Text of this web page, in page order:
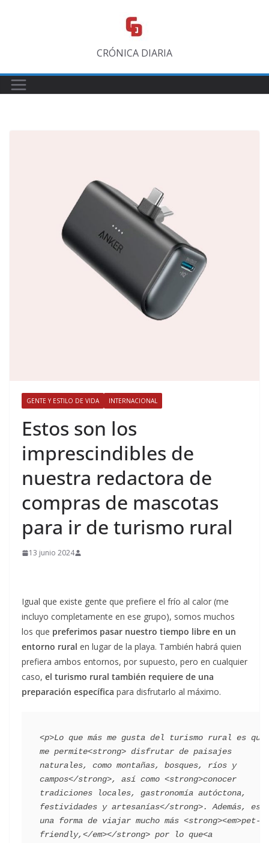
CRÓNICA DIARIA
GENTE Y ESTILO DE VIDA INTERNACIONAL
​Estos son los
imprescindibles de
nuestra redactora de
compras de mascotas
para ir de turismo rural
13 junio 2024
Igual que existe gente que prefiere el frío al calor (me
incluyo completamente en ese grupo), somos muchos
los que preferimos pasar nuestro tiempo libre en un
entorno rural en lugar de la playa. También habrá quien
prefiera ambos entornos, por supuesto, pero en cualquier
caso, el turismo rural también requiere de una
preparación específica para disfrutarlo al máximo.
<p>Lo que más me gusta del turismo rural es que
me permite<strong> disfrutar de paisajes
naturales, como montañas, bosques, ríos y
campos</strong>, así como <strong>conocer
tradiciones locales, gastronomía autóctona,
festividades y artesanías</strong>. Además, es
una forma de viajar mucho más <strong><em>pet-
friendly,</em></strong> por lo que<a